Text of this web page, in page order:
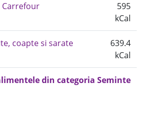
Carrefour
595
kCal
coapte si sarate
639.4
kCal
din categoria Seminte